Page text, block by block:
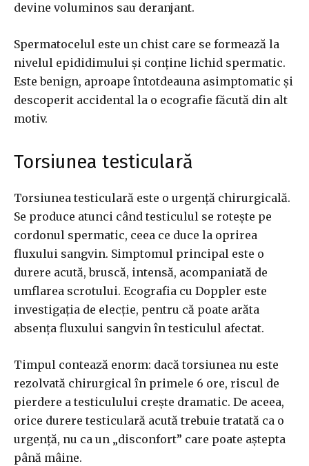
devine voluminos sau deranjant.
Spermatocelul este un chist care se formează la
nivelul epididimului și conține lichid spermatic.
Este benign, aproape întotdeauna asimptomatic și
descoperit accidental la o ecografie făcută din alt
motiv.
Torsiunea testiculară
Torsiunea testiculară este o urgență chirurgicală.
Se produce atunci când testiculul se rotește pe
cordonul spermatic, ceea ce duce la oprirea
fluxului sangvin. Simptomul principal este o
durere acută, bruscă, intensă, acompaniată de
umflarea scrotului. Ecografia cu Doppler este
investigația de elecție, pentru că poate arăta
absența fluxului sangvin în testiculul afectat.
Timpul contează enorm: dacă torsiunea nu este
rezolvată chirurgical în primele 6 ore, riscul de
pierdere a testiculului crește dramatic. De aceea,
orice durere testiculară acută trebuie tratată ca o
urgență, nu ca un „disconfort” care poate aștepta
până mâine.